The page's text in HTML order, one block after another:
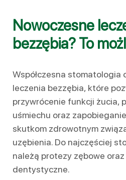
Nowoczesne
bezzębia? To
Współczesna stomatologia
leczenia bezzębia, które
przywrócenie funkcji żucia,
uśmiechu oraz
skutkom zdrowotnym
uzębienia. Do najczęściej
należą protezy zębowe
dentystyczne.